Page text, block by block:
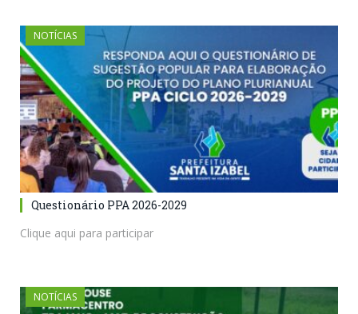
NOTÍCIAS
Questionário PPA 2026-2029
Clique aqui para participar
NOTÍCIAS